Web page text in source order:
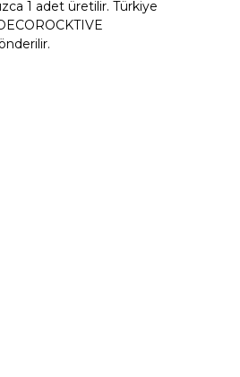
1 adet üretilir. Türkiye